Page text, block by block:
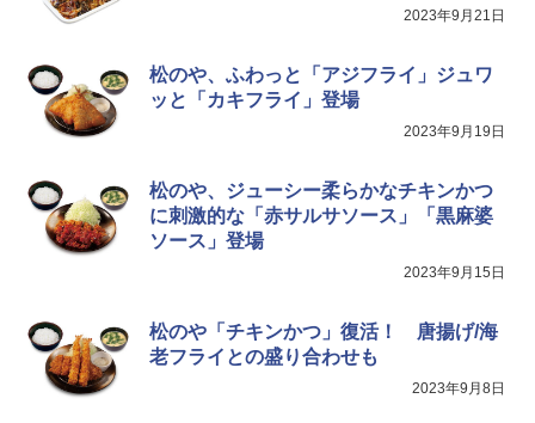
2023年9月21日
松のや、ふわっと「アジフライ」ジュワ
ッと「カキフライ」登場
2023年9月19日
松のや、ジューシー柔らかなチキンかつ
に刺激的な「赤サルサソース」「黒麻婆
ソース」登場
2023年9月15日
松のや「チキンかつ」復活！ 唐揚げ/海
老フライとの盛り合わせも
2023年9月8日